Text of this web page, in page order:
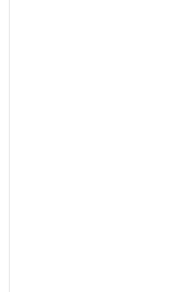
en Twitter
Brasil en Instagram
País Brasil en Facebook